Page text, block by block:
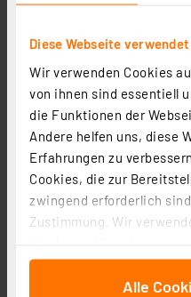
Diese Webseite
Wir verwenden Cookies
von ihnen sind essentiell
die Funktionen der
Andere helfen uns, diese
Erfahrungen zu
Cookies, die zur
zwingend erforderlich
Zustimmung. Wir
für soziale Medien
auf unsere Website zu
Alle
RELTECH Mechanischer
Artikel-Nr. 258094